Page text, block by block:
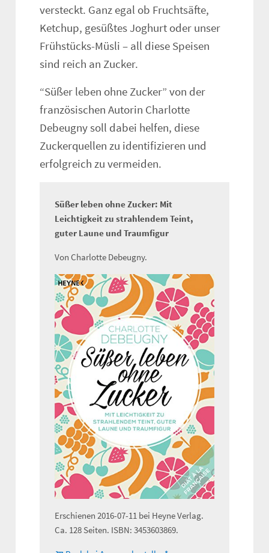
versteckt. Ganz egal ob Fruchtsäfte,
Ketchup, gesüßtes Joghurt oder unser
Frühstücks-Müsli – all diese Speisen
sind reich an Zucker.
“Süßer leben ohne Zucker” von der
französischen Autorin Charlotte
Debeugny soll dabei helfen, diese
Zuckerquellen zu identifizieren und
erfolgreich zu vermeiden.
Süßer leben ohne Zucker: Mit
Leichtigkeit zu strahlendem Teint,
guter Laune und Traumfigur
Von Charlotte Debeugny.
Erschienen 2016-07-11 bei Heyne Verlag.
Ca. 128 Seiten. ISBN: 3453603869.